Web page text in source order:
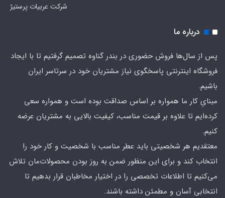
شرکت عربیات پرستیژ
درباره ما
پس از سال‌ها فروش حضوری در بندر گناوه تصمیم گرفتیم تا با ایجاد
فروشگاه اینترنتی پاسخگوی نیاز مشتریان خود در سرتاسر ایران
باشیم.
مبنایِ کار ما همواره بر اساس صداقت بوده است و همواره سعی
کرده‌ایم تا علاوه بر قیمت مناسب، کیفیت بالایی به مشتریان عرضه
کنیم.
معتقدیم هر شخصیتی باید عطر مناسب با شخصیت و کار خود را
انتخاب کند و برای این منظور ضمن به روز بودن محصولات‌مان تلاش
می‌کنیم تا اطلاعات تخصصی را در اختیار مخاطبان قرار بدهیم تا
انتخابی آسان و مطمئن داشته باشند.